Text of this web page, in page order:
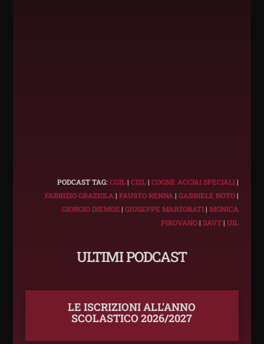
PODCAST TAG:CGIL|CISL|COGNE ACCIAI SPECIALI|
FABRIZIO GRAZIOLA |FAUSTO RENNA |GABRIELE NOTO|
GIORGIO DIEMOZ|GIUSEPPE MARZORATI|MONICA
PIROVANO|SAVT|UIL
ULTIMI PODCAST
LE ISCRIZIONI ALL’ANNO
SCOLASTICO 2026/2027